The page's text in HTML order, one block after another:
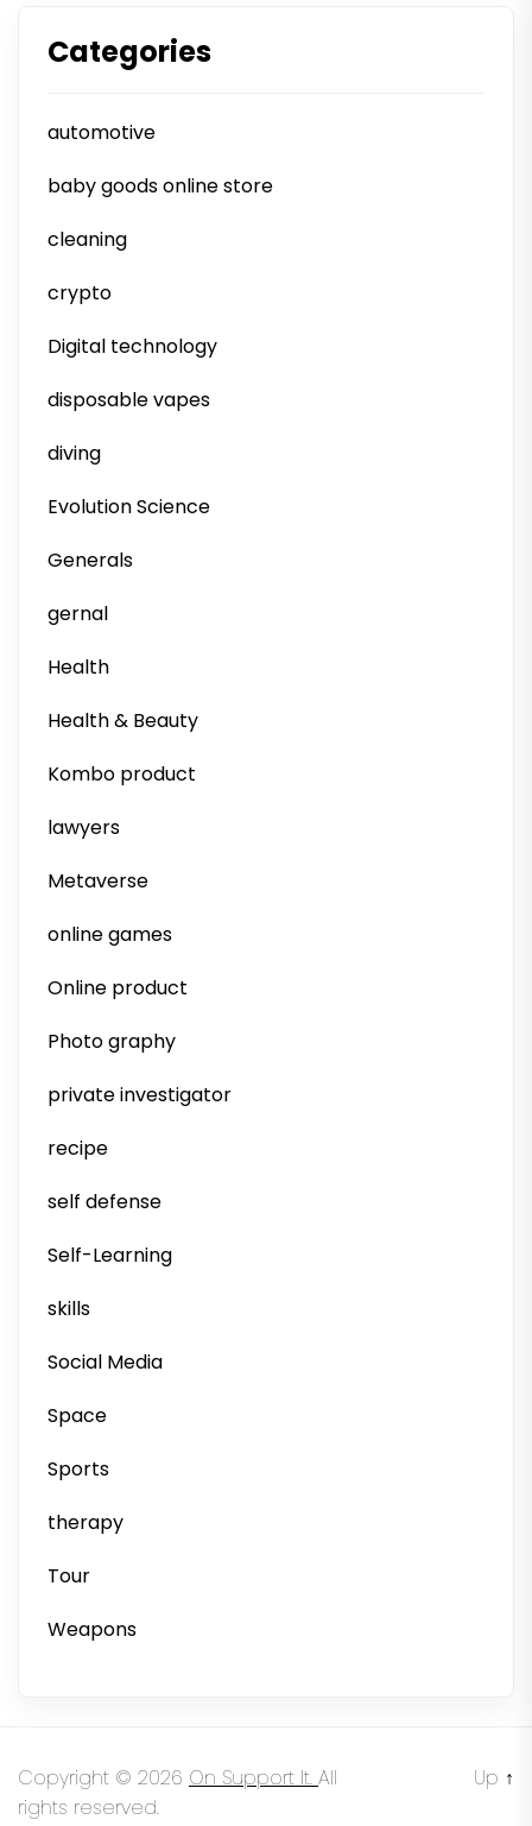
Categories
automotive
baby goods online store
cleaning
crypto
Digital technology
disposable vapes
diving
Evolution Science
Generals
gernal
Health
Health & Beauty
Kombo product
lawyers
Metaverse
online games
Online product
Photo graphy
private investigator
recipe
self defense
Self-Learning
skills
Social Media
Space
Sports
therapy
Tour
Weapons
Copyright © 2026 On Support It. All
rights reserved.
Up ↑